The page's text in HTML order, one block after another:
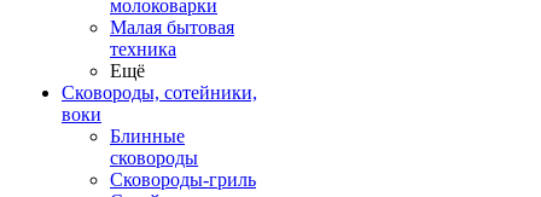
молоковарки
Малая бытовая
техника
Ещё
Сковороды, сотейники,
воки
Блинные
сковороды
Сковороды-гриль